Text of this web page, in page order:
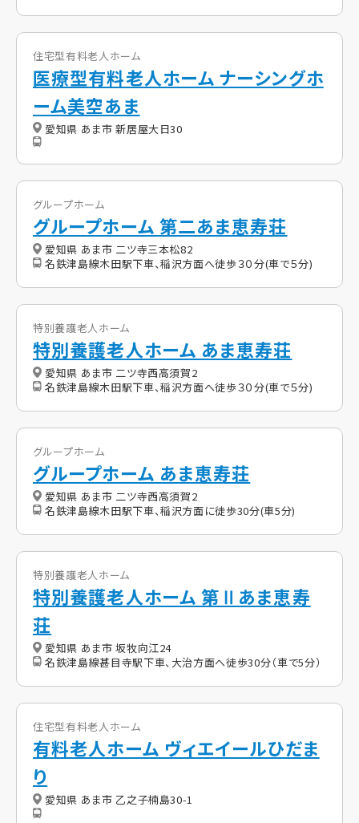
住宅型有料老人ホーム
医療型有料老人ホーム ナーシングホ
ーム美空あま
愛知県 あま市 新居屋大日30
グループホーム
グループホーム 第二あま恵寿荘
愛知県 あま市 二ツ寺三本松82
名鉄津島線木田駅下車、稲沢方面へ徒歩３０分(車で５分)
特別養護老人ホーム
特別養護老人ホーム あま恵寿荘
愛知県 あま市 二ツ寺西高須賀2
名鉄津島線木田駅下車、稲沢方面へ徒歩３０分(車で５分)
グループホーム
グループホーム あま恵寿荘
愛知県 あま市 二ツ寺西高須賀2
名鉄津島線木田駅下車、稲沢方面に徒歩30分(車5分)
特別養護老人ホーム
特別養護老人ホーム 第Ⅱあま恵寿
荘
愛知県 あま市 坂牧向江24
名鉄津島線甚目寺駅下車、大治方面へ徒歩30分（車で5分）
住宅型有料老人ホーム
有料老人ホーム ヴィエイールひだま
り
愛知県 あま市 乙之子楠島30-1